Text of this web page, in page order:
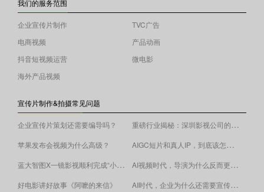
我们的服务范围
企业宣传片制作
TVC广告
电商视频
产品动画
抖音短视频运营
微电影
海外产品视频
宣传片制作&拍摄常见问题
企业宣传片策划还需要编导吗？ 重磅行业揭秘：深圳影视公司的收费逻辑！
苹果发布会视频为什么高级？
AIGC短片和真人IP，到底该怎么选？
蓝大智图X一镜影视顺利完成“小蓝本”广告影片拍摄制作。
AI视频时代，导演为什么反而更重要？
好电影讲好故事《阿嚒的来信》 AI时代，企业为什么还需要宣传片？